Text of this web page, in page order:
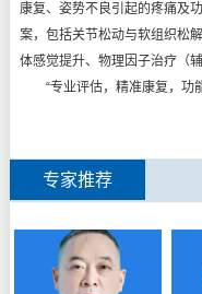
康复、姿势不良引起的疼痛及
案，包括关节松动与软组织松
体感觉提升、物理因子治疗（
“专业评估，精准康复，功
专家推荐